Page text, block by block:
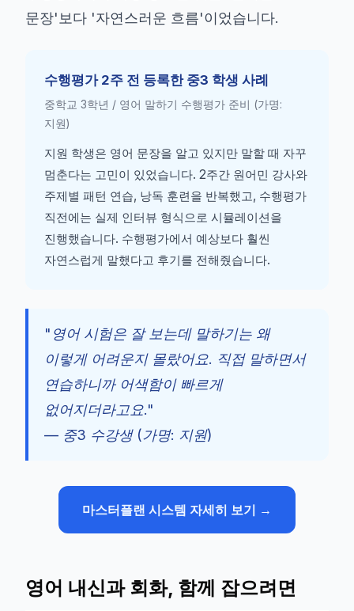
문장'보다 '자연스러운 흐름'이었습니다.
수행평가 2주 전 등록한 중3 학생 사례
중학교 3학년 / 영어 말하기 수행평가 준비 (가명:
지원)
지원 학생은 영어 문장을 알고 있지만 말할 때 자꾸
멈춘다는 고민이 있었습니다. 2주간 원어민 강사와
주제별 패턴 연습, 낭독 훈련을 반복했고, 수행평가
직전에는 실제 인터뷰 형식으로 시뮬레이션을
진행했습니다. 수행평가에서 예상보다 훨씬
자연스럽게 말했다고 후기를 전해줬습니다.
"영어 시험은 잘 보는데 말하기는 왜
이렇게 어려운지 몰랐어요. 직접 말하면서
연습하니까 어색함이 빠르게
없어지더라고요."
— 중3 수강생 (가명: 지원)
마스터플랜 시스템 자세히 보기 →
영어 내신과 회화, 함께 잡으려면